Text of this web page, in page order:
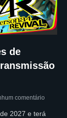
de
comentário
2027 e terá